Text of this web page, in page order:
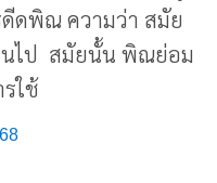
ดีดพิณ ความว่า สมัย
นไป สมัยนั้น พิณย่อม
ใช้